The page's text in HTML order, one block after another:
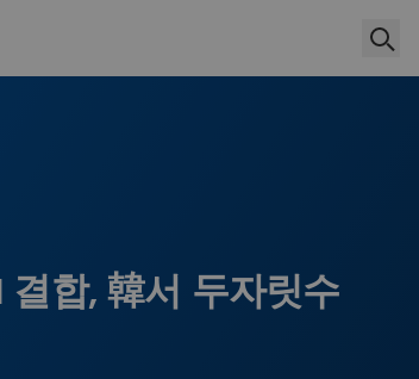
결합, 韓서 두자릿수